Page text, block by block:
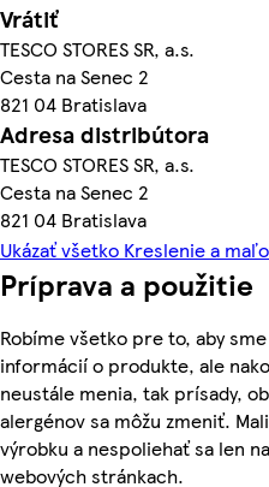
Vrátiť
TESCO STORES SR, a.s.
Cesta na Senec 2
821 04 Bratislava
Adresa distribútora
TESCO STORES SR, a.s.
Cesta na Senec 2
821 04 Bratislava
Ukázať všetko Kreslenie a
Príprava a použitie
Robíme všetko pre to, aby
informácií o produkte, ale
neustále menia, tak prísady,
alergénov sa môžu zmeniť.
výrobku a nespoliehať sa len
webových stránkach.